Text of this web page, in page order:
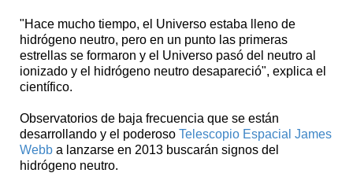
"Hace mucho tiempo, el Universo estaba lleno de
hidrógeno neutro, pero en un punto las primeras
estrellas se formaron y el Universo pasó del neutro al
ionizado y el hidrógeno neutro desapareció", explica el
científico.
Observatorios de baja frecuencia que se están
desarrollando y el poderoso Telescopio Espacial James
Webb a lanzarse en 2013 buscarán signos del
hidrógeno neutro.